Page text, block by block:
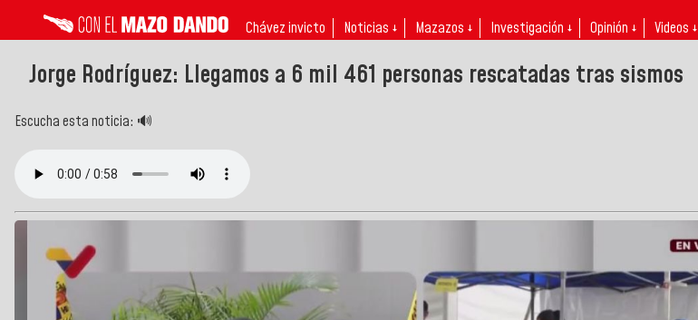
Chávez invicto Noticias ↓ Mazazos ↓ Investigación ↓ Opinión ↓ Videos ↓
Jorge Rodríguez: Llegamos a 6 mil 461 personas rescatadas tras sismos
Escucha esta noticia: 🔊